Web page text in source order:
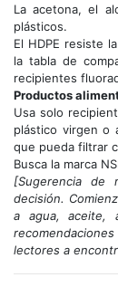
La acetona, el
plásticos.
El HDPE resiste
la tabla de
recipientes
Productos
Usa solo
plástico virgen o
que pueda filtrar
Busca la marca
[Sugerencia de
decisión.
a agua, aceite,
lectores a